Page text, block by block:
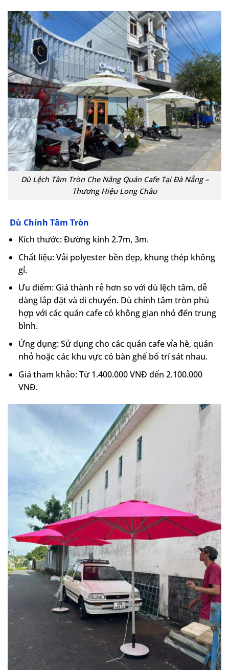
Dù Lệch Tâm Tròn Che Nắng Quán Cafe Tại Đà Nẵng –
Thương Hiệu Long Châu
Dù Chính Tâm Tròn
Kích thước: Đường kính 2.7m, 3m.
Chất liệu: Vải polyester bền đẹp, khung thép không
gỉ.
Ưu điểm: Giá thành rẻ hơn so với dù lệch tâm, dễ
dàng lắp đặt và di chuyển. Dù chính tâm tròn phù
hợp với các quán cafe có không gian nhỏ đến trung
bình.
Ứng dụng: Sử dụng cho các quán cafe vỉa hè, quán
nhỏ hoặc các khu vực có bàn ghế bố trí sát nhau.
Giá tham khảo: Từ 1.400.000 VNĐ đến 2.100.000
VNĐ.